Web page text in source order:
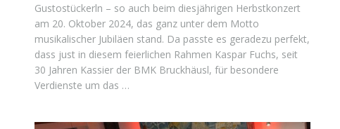
Gustostückerln – so auch beim diesjährigen Herbstkonzert
am 20. Oktober 2024, das ganz unter dem Motto
musikalischer Jubiläen stand. Da passte es geradezu perfekt,
dass just in diesem feierlichen Rahmen Kaspar Fuchs, seit
30 Jahren Kassier der BMK Bruckhäusl, für besondere
Verdienste um das …